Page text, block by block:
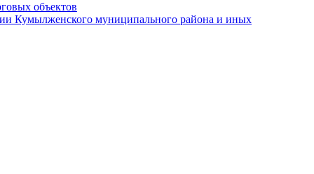
объектов
Кумылженского муниципального района и иных